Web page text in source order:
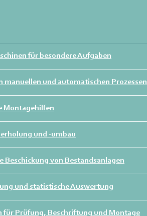
für besondere Aufgaben
manuellen und automatischen Prozessen
Montagehilfen
und -umbau
Beschickung von Bestandsanlagen
und statistische Auswertung
für Prüfung, Beschriftung und Montage